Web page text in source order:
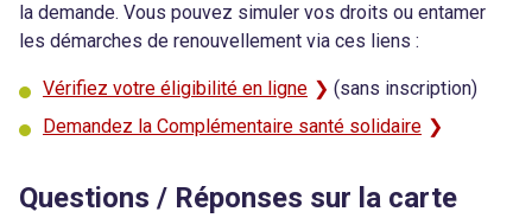
la demande. Vous pouvez simuler vos droits ou entamer
les démarches de renouvellement via ces liens :
Vérifiez votre éligibilité en ligne
(sans inscription)
Demandez la Complémentaire santé solidaire
Questions / Réponses sur la carte